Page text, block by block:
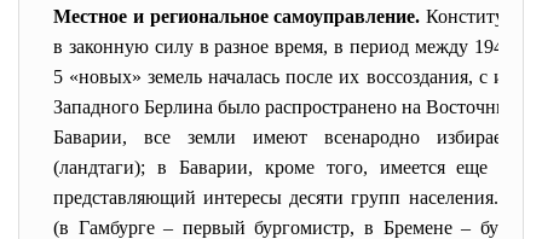
Местное и региональное самоуправление. Конституции
в законную силу в разное время, в период между 1946 и
5 «новых» земель началась после их воссоздания, с
Западного Берлина было распространено на Восточный
Баварии, все земли имеют всенародно избираемые
(ландтаги); в Баварии, кроме того, имеется еще и
представляющий интересы десяти групп населения.
(в Гамбурге – первый бургомистр, в Бремене –